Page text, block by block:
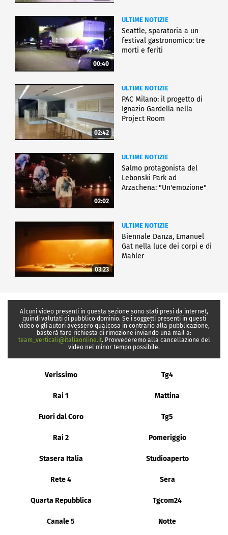
00:40
ULTIME NOTIZIE
Seattle, sparatoria a un
festival gastronomico: tre
morti e feriti
02:42
ULTIME NOTIZIE
PAC Milano: il progetto di
Ignazio Gardella nella
Project Room
02:02
ULTIME NOTIZIE
Salmo protagonista del
Lebonski Park ad
Arzachena: "Un'emozione"
03:23
ULTIME NOTIZIE
Biennale Danza, Emanuel
Gat nella luce dei corpi e di
Mahler
Alcuni video presenti in questa sezione sono stati presi da internet,
quindi valutati di pubblico dominio. Se i soggetti presenti in questi
video o gli autori avessero qualcosa in contrario alla pubblicazione,
basterà fare richiesta di rimozione inviando una mail a:
team_verticali@italiaonline.it. Provvederemo alla cancellazione del
video nel minor tempo possibile.
Verissimo Tg4
Rai 1 Mattina
Fuori dal Coro Tg5
Rai 2 Pomeriggio
Stasera Italia Studioaperto
Rete 4 Sera
Quarta Repubblica Tgcom24
Canale 5 Notte